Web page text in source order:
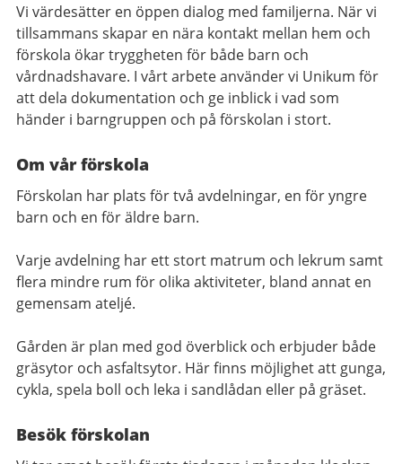
Vi värdesätter en öppen dialog med familjerna. När vi
tillsammans skapar en nära kontakt mellan hem och
förskola ökar tryggheten för både barn och
vårdnadshavare. I vårt arbete använder vi Unikum för
att dela dokumentation och ge inblick i vad som
händer i barngruppen och på förskolan i stort.
Om vår förskola
Förskolan har plats för två avdelningar, en för yngre
barn och en för äldre barn.
Varje avdelning har ett stort matrum och lekrum samt
flera mindre rum för olika aktiviteter, bland annat en
gemensam ateljé.
Gården är plan med god överblick och erbjuder både
gräsytor och asfaltsytor. Här finns möjlighet att gunga,
cykla, spela boll och leka i sandlådan eller på gräset.
Besök förskolan